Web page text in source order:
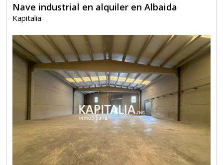
Nave industrial en alquiler en Albaida
Kapitalia